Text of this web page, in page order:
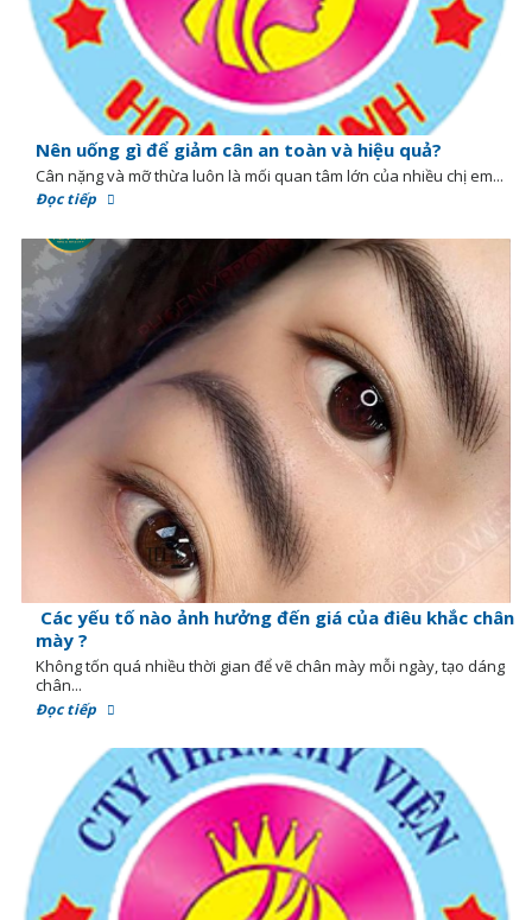
Nên uống gì để giảm cân an toàn và hiệu quả?
Cân nặng và mỡ thừa luôn là mối quan tâm lớn của nhiều chị em...
Đọc tiếp
Các yếu tố nào ảnh hưởng đến giá của điêu khắc chân
mày ?
Không tốn quá nhiều thời gian để vẽ chân mày mỗi ngày, tạo dáng
chân...
Đọc tiếp